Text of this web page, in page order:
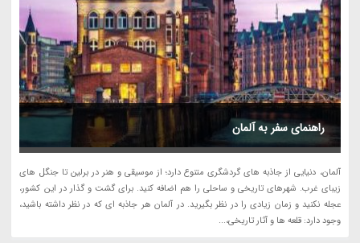
راهنمای سفر به آلمان
آلمان، دنیایی از جاذبه های گردشگری متنوع دارد؛ از موسیقی و هنر در برلین تا جنگل های
زیبای غرب. شهرهای تاریخی و ساحلی را هم اضافه کنید. برای گشت و گذار در این کشور،
عجله نکنید و زمان زیادی را در نظر بگیرید. در آلمان هر جاذبه ای که در نظر داشته باشید،
وجود دارد: قلعه ها و آثار تاریخی،...